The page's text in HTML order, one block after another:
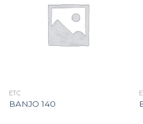
ETC
BANJO 140